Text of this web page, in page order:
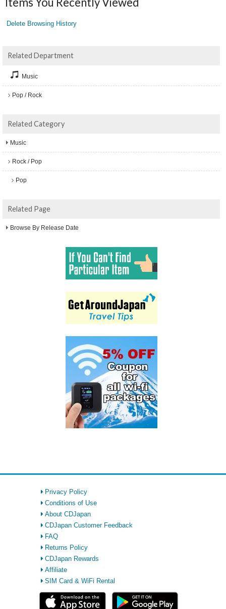
Delete Browsing History
Related Department
Music
Pop / Rock
Related Category
Music
Rock / Pop
Pop
Related Page
Browse By Release Date
Privacy Policy
Conditions of Use
About CDJapan
CDJapan Customer Feedback
FAQ
Returns Policy
CDJapan Rewards
Affiliate
SIM Card & WiFi Rental